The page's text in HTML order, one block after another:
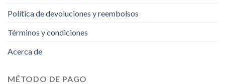
Política de devoluciones y reembolsos
Términos y condiciones
Acerca de
MÉTODO DE PAGO